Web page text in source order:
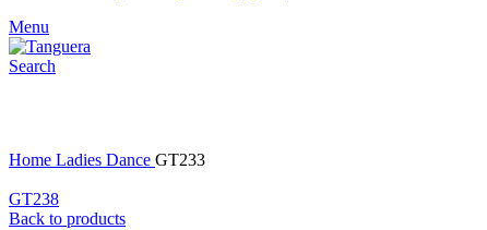
Menu
Search
Home Ladies Dance GT233
GT238
Back to products